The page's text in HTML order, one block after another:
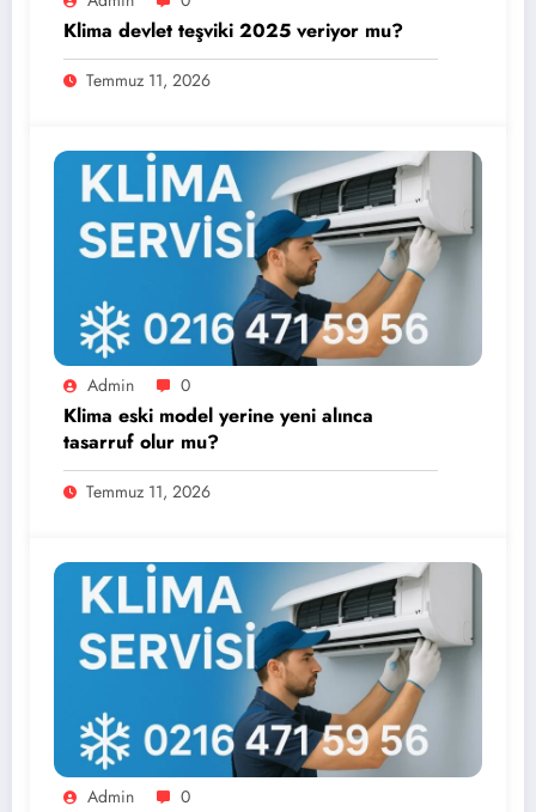
Klima devlet teşviki 2025 veriyor mu?
Temmuz 11, 2026
Admin 0
Klima eski model yerine yeni alınca
tasarruf olur mu?
Temmuz 11, 2026
Admin 0